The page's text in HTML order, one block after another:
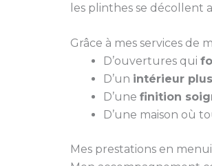
les plinthes se décollent
Grâce à mes services de
D’ouvertures qui
D’un intérieur
D’une finition
D’une maison où
Mes prestations en